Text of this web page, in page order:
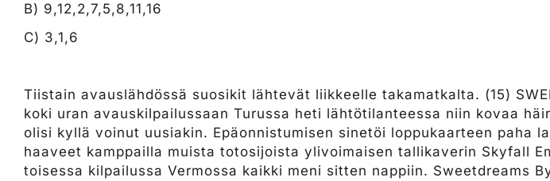
B) 9,12,2,7,5,8,11,16
C) 3,1,6
Tiistain avauslähdössä suosikit lähtevät liikkeelle takamatkalta. (15)
koki uran avauskilpailussaan Turussa heti lähtötilanteessa niin kovaa
olisi kyllä voinut uusiakin. Epäonnistumisen sinetöi loppukaarteen paha
haaveet kamppailla muista totosijoista ylivoimaisen tallikaverin Skyfall
toisessa kilpailussa Vermossa kaikki meni sitten nappiin. Sweetdreams